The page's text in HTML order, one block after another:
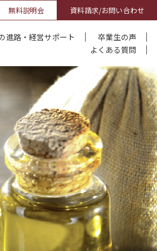
無料説明会 資料請求/お問い合わせ
進路・経営サポート
卒業生の声
よくある質問